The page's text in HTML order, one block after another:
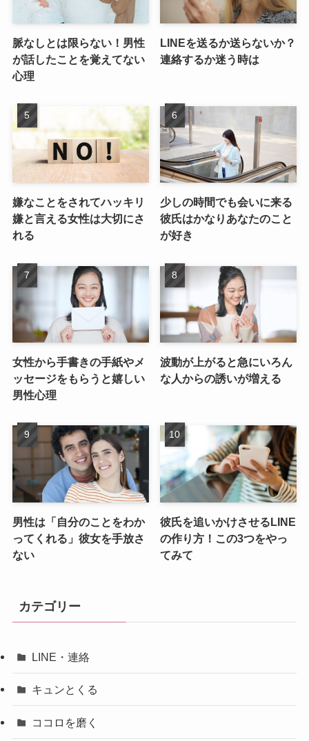
脈なしとは限らない！男性
が話したことを覚えてない
心理
LINEを送るか送らないか？
連絡するか迷う時は
嫌なことをされてハッキリ
嫌と言える女性は大切にさ
れる
少しの時間でも会いに来る
彼氏はかなりあなたのこと
が好き
女性から手書きの手紙やメ
ッセージをもらうと嬉しい
男性心理
波動が上がると急にいろん
な人からの誘いが増える
男性は「自分のことをわか
ってくれる」彼女を手放さ
ない
彼氏を追いかけさせるLINE
の作り方！この3つをやっ
てみて
カテゴリー
LINE・連絡
キュンとくる
ココロを磨く